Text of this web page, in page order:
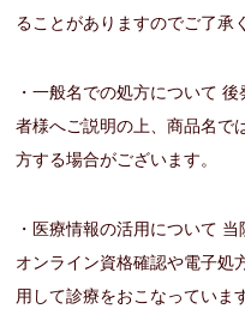
ることがありますのでご了承
・一般名での処方について
者様へご説明の上、商品名で
方する場合がございます。
・医療情報の活用について
オンライン資格確認や電子処
用して診療をおこなっていま